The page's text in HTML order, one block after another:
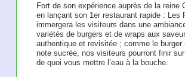
Fort de son expérience auprès de la reine
en lançant son 1er restaurant rapide :
immergera les visiteurs dans une
variétés de burgers et de wraps aux
authentique et revisitée ; comme le
note sucrée, nos visiteurs pourront finir
de quoi vous mettre l’eau à la bouche.